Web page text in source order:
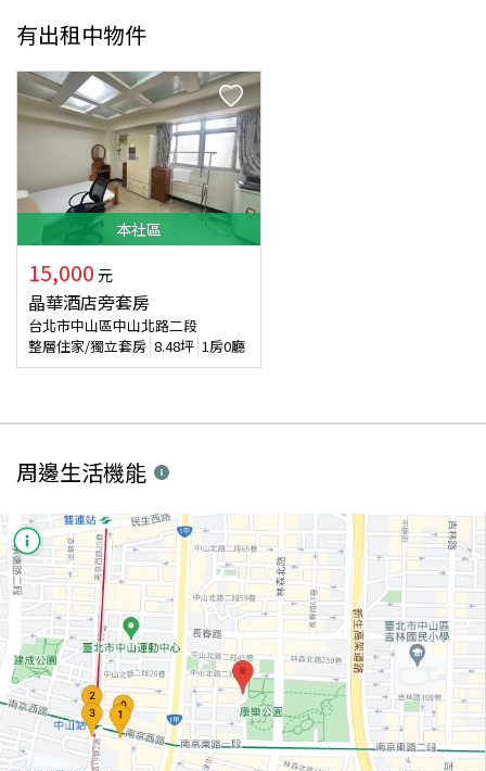
有出租中物件
本社區
15,000 元
晶華酒店旁套房
台北市中山區中山北路二段
整層住家/獨立套房 8.48坪 1房0廳
周邊生活機能